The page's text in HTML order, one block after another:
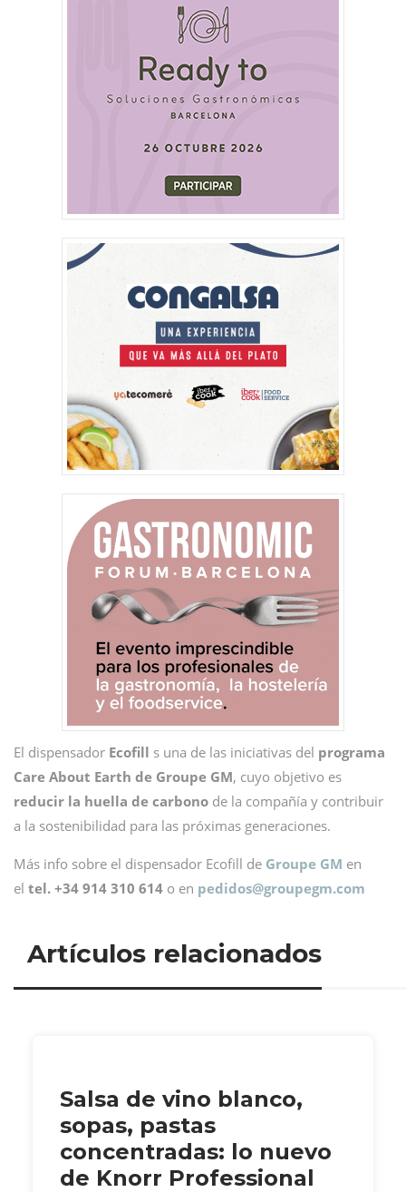
El dispensador Ecofill s una de las iniciativas del programa
Care About Earth de Groupe GM, cuyo objetivo es
reducir la huella de carbono de la compañía y contribuir
a la sostenibilidad para las próximas generaciones.
Más info sobre el dispensador Ecofill de Groupe GM en
el tel. +34 914 310 614 o en pedidos@groupegm.com
Artículos relacionados
Salsa de vino blanco,
sopas, pastas
concentradas: lo nuevo
de Knorr Professional